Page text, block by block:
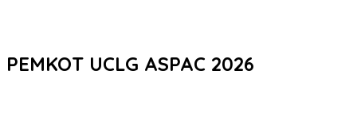
PEMKOT UCLG ASPAC 2026